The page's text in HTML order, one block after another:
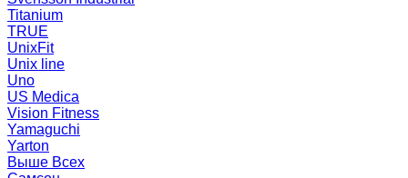
Titanium
TRUE
UnixFit
Unix line
Uno
US Medica
Vision Fitness
Yamaguchi
Yarton
Выше Всех